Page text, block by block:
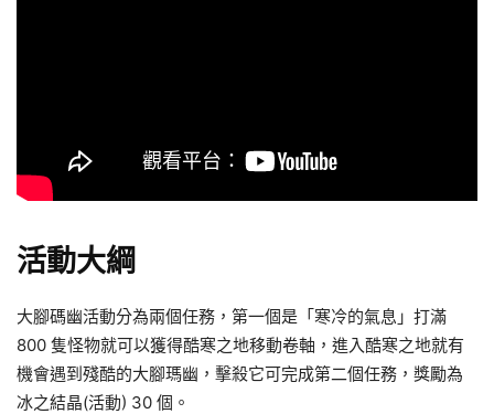
活動大綱
大腳碼幽活動分為兩個任務，第一個是「寒冷的氣息」打滿
800 隻怪物就可以獲得酷寒之地移動卷軸，進入酷寒之地就有
機會遇到殘酷的大腳瑪幽，擊殺它可完成第二個任務，獎勵為
冰之結晶(活動) 30 個。